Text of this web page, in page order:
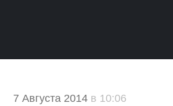
7 Августа 2014 в 10:06